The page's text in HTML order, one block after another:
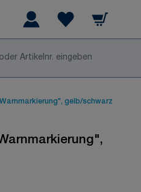
Warenkorb
gelb/schwarz